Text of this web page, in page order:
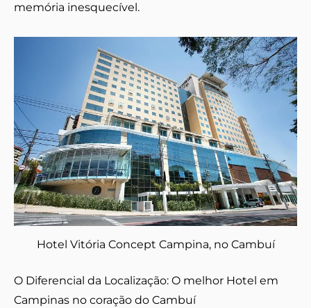
memória inesquecível.
Hotel Vitória Concept Campina, no Cambuí
O Diferencial da Localização: O melhor Hotel em
Campinas no coração do Cambuí